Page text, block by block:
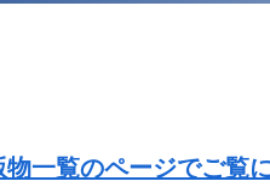
一覧のページでご覧